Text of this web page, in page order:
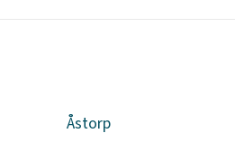
Åstorp